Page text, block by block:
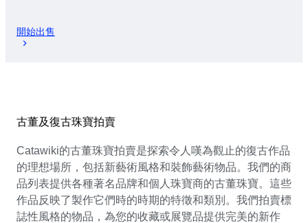
開始出售
古董及復古珠寶拍賣
Catawiki的古董珠寶拍賣是探索令人嘆為觀止的復古作品
的理想場所，包括新藝術風格和裝飾藝術物品。我們的商
品列表提供各種著名品牌和個人珠寶商的古董珠寶。這些
作品反映了製作它們時的時期的特徵和類別。我們拍賣標
誌性風格的物品，為您的收藏或展覽品提供完美的新作